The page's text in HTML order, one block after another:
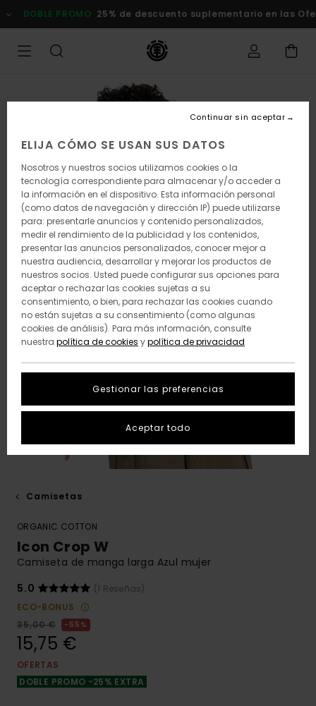
la
DOBLE PROMO 25% de descuento suplementario en las
Camisetas
ORGANIC COTTON
Icon Crop W
Camiseta de manga larga Azul mujer
5.0
(1 Reseñas)
ECO-BONUS
35,00 €
55%
15,75 €
OFERTAS
DOBLE PROMO -25% EXTRA
ELIJA CÓMO SE USAN SUS DATOS
Nosotros y nuestros socios utilizamos cookies o la
tecnología correspondiente para almacenar y/o acceder a
la información en el dispositivo. Esta información personal
(como datos de navegación y dirección IP) puede utilizarse
para: presentarle anuncios y contenido personalizados,
medir el rendimiento de la publicidad y los contenidos,
presentar las anuncios personalizados, conocer mejor a
nuestra audiencia, desarrollar y mejorar los productos de
nuestros socios. Usted puede configurar sus opciones para
aceptar o rechazar las cookies sujetas a su
consentimiento, o bien, para rechazar las cookies cuando
no están sujetas a su consentimiento (como algunas
cookies de análisis). Para más información, consulte
nuestra política de cookies ypolítica de privacidad
Gestionar las preferencias
Continuar sin aceptar
Aceptar todo